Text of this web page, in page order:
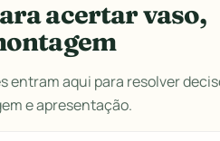
acertar vaso,
entram aqui para resolver
e apresentação.